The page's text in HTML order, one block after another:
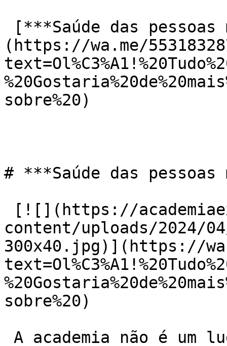
(https://wa.me/
sobre%20)
# ***Saúde das
content/uploads/2024/
300x40.jpg)](https://
sobre%20)